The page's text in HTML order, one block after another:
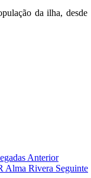
da ilha,
Anterior
Alma Rivera Seguinte